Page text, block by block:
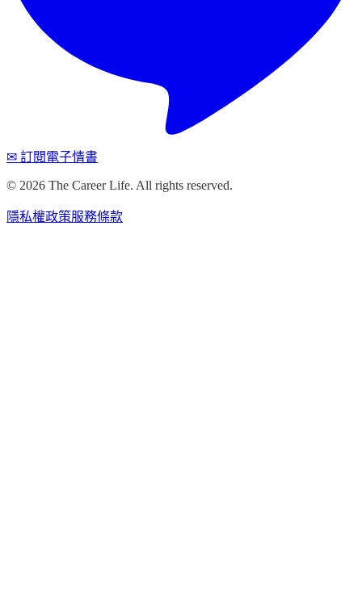
✉ 訂閱電子情書
© 2026 The Career Life. All rights reserved.
隱私權政策服務條款